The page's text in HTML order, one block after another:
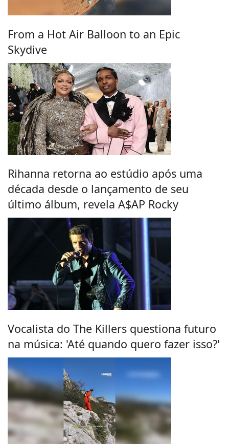
From a Hot Air Balloon to an Epic
Skydive
Rihanna retorna ao estúdio após uma
década desde o lançamento de seu
último álbum, revela A$AP Rocky
Vocalista do The Killers questiona futuro
na música: 'Até quando quero fazer isso?'